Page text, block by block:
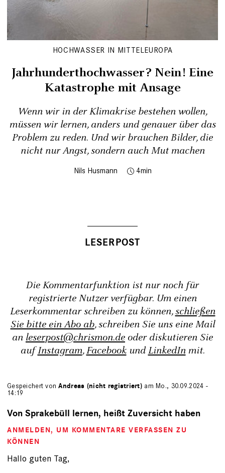
HOCHWASSER IN MITTELEUROPA
Jahrhunderthochwasser? Nein! Eine
Katastrophe mit Ansage
Wenn wir in der Klimakrise bestehen wollen,
müssen wir lernen, anders und genauer über das
Problem zu reden. Und wir brauchen Bilder, die
nicht nur Angst, sondern auch Mut machen
Nils Husmann 4
Die Kommentarfunktion ist nur noch für
registrierte Nutzer verfügbar. Um einen
Leserkommentar schreiben zu können,schließen
Sie bitte ein Abo ab, schreiben Sie uns eine Mail
an leserpost@chrismon.de oder diskutieren Sie
aufInstagram,FacebookundLinkedInmit.
Gespeichert vonAndreas (nicht registriert) am Mo., 30.09.2024 -
14:19
Von Sprakebüll lernen, heißt Zuversicht haben
ANMELDEN, UM KOMMENTARE VERFASSEN ZU
KÖNNEN
Hallo guten Tag,